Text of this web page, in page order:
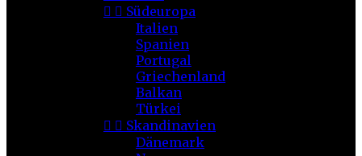
  Südeuropa
Italien
Spanien
Portugal
Griechenland
Balkan
Türkei
  Skandinavien
Dänemark